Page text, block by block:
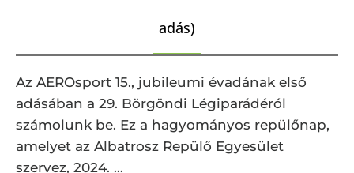
adás)
Az AEROsport 15., jubileumi évadának első
adásában a 29. Börgöndi Légiparádéról
számolunk be. Ez a hagyományos repülőnap,
amelyet az Albatrosz Repülő Egyesület
szervez, 2024. …